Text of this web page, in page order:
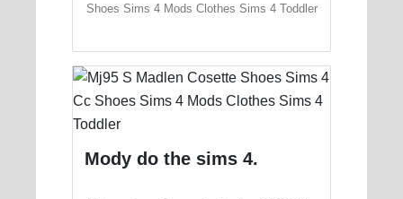
Shoes Sims 4 Mods Clothes Sims 4 Toddler
Mody do the sims 4.